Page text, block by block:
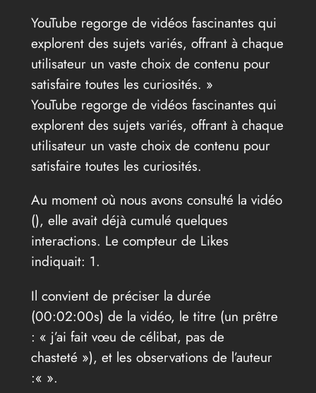
YouTube regorge de vidéos fascinantes qui
explorent des sujets variés, offrant à chaque
utilisateur un vaste choix de contenu pour
satisfaire toutes les curiosités. »
YouTube regorge de vidéos fascinantes qui
explorent des sujets variés, offrant à chaque
utilisateur un vaste choix de contenu pour
satisfaire toutes les curiosités.
Au moment où nous avons consulté la vidéo
(), elle avait déjà cumulé quelques
interactions. Le compteur de Likes
indiquait: 1.
Il convient de préciser la durée
(00:02:00s) de la vidéo, le titre (un prêtre
: « j’ai fait vœu de célibat, pas de
chasteté »), et les observations de l’auteur
:« ».